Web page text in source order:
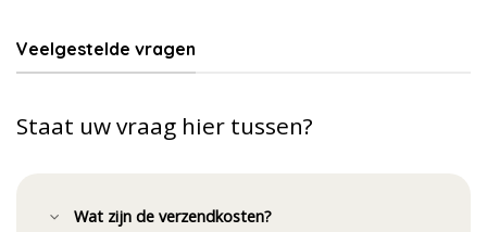
Veelgestelde vragen
Staat uw vraag hier tussen?
Wat zijn de verzendkosten?